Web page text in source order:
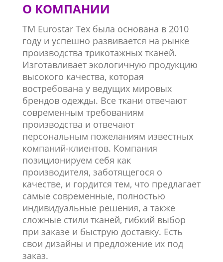
О КОМПАНИИ
TM Eurostar Tex была основана в 2010
году и успешно развивается на рынке
производства трикотажных тканей.
Изготавливает экологичную продукцию
высокого качества, которая
востребована у ведущих мировых
брендов одежды. Все ткани отвечают
современным требованиям
производства и отвечают
персональным пожеланиям известных
компаний-клиентов. Компания
позиционируем себя как
производителя, заботящегося о
качестве, и гордится тем, что предлагает
самые современные, полностью
индивидуальные решения, а также
сложные стили тканей, гибкий выбор
при заказе и быструю доставку. Есть
свои дизайны и предложение их под
заказ.